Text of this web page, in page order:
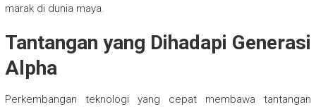
marak di dunia maya.
Tantangan yang Dihadapi Generasi
Alpha
Perkembangan teknologi yang cepat membawa tantangan